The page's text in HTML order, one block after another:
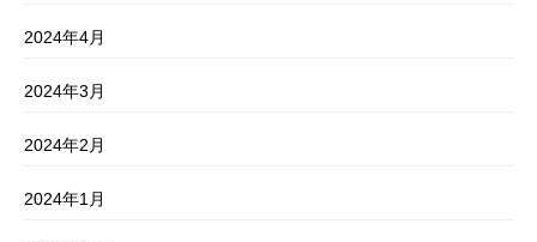
2024年4月
2024年3月
2024年2月
2024年1月